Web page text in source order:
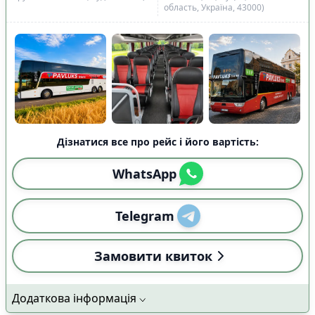
Основне, що впливає на вибір маршруту:
✅Виїзд і прибуття за конкретною адресою 0
✅Можна обрати місце
✅Можна з домашніми улюбленцями 17
✅Дитяче крісло
0
🚍Тип транспорту :
🚌Комфортабельний автобус
🚐VIP мікроавтобус
Додатковий простір для ніг
☕Комфорт у дорозі:
🚽Туалет 3
Кава / чай / гаряча вода
🥤Безкоштовні напої 2
Індивідуальні ремені безпеки
❄️Клімат-контроль
29
область, Україна, 43000)
Дізнатися все про рейс і його вартість:
WhatsApp
Telegram
Замовити квиток
Додаткова інформація